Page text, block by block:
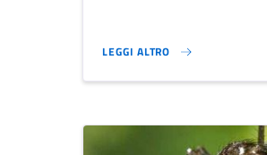
LEGGI ALTRO
ACCONTO DELLA TASSA